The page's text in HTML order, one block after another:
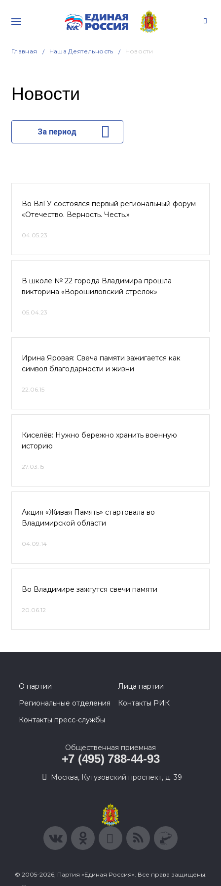
Главная Наша Деятельность Новости
Новости
За период
Во ВлГУ состоялся первый региональный форум
«Отечество. Верность. Честь.»
04.05.23
В школе № 22 города Владимира прошла
викторина «Ворошиловский стрелок»
05.04.23
Ирина Яровая: Свеча памяти зажигается как
символ благодарности и жизни
22.06.15
Киселёв: Нужно бережно хранить военную
историю
27.03.15
Акция «Живая Память» стартовала во
Владимирской области
04.09.14
Во Владимире зажгутся свечи памяти
20.06.12
О партии
Лица партии
Региональные отделения
Контакты РИК
Контакты пресс-службы
Общественная приемная
+7 (495) 788-44-93
Москва, Кутузовский проспект, д. 39
© 2005-2026, Партия «Единая Россия». Все права защищены.